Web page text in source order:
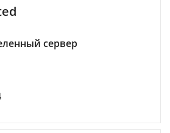
сервер